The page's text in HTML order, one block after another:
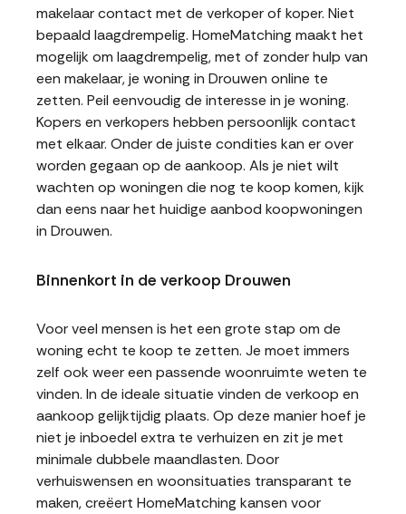
makelaar contact met de verkoper of koper. Niet
bepaald laagdrempelig. HomeMatching maakt het
mogelijk om laagdrempelig, met of zonder hulp van
een makelaar, je woning in Drouwen online te
zetten. Peil eenvoudig de interesse in je woning.
Kopers en verkopers hebben persoonlijk contact
met elkaar. Onder de juiste condities kan er over
worden gegaan op de aankoop. Als je niet wilt
wachten op woningen die nog te koop komen, kijk
dan eens naar het huidige aanbod koopwoningen
in Drouwen.
Binnenkort in de verkoop Drouwen
Voor veel mensen is het een grote stap om de
woning echt te koop te zetten. Je moet immers
zelf ook weer een passende woonruimte weten te
vinden. In de ideale situatie vinden de verkoop en
aankoop gelijktijdig plaats. Op deze manier hoef je
niet je inboedel extra te verhuizen en zit je met
minimale dubbele maandlasten. Door
verhuiswensen en woonsituaties transparant te
maken, creëert HomeMatching kansen voor